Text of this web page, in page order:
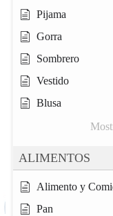
Pijama
Gorra
Sombrero
Vestido
Blusa
ALIMENTOS
Alimento y
Pan